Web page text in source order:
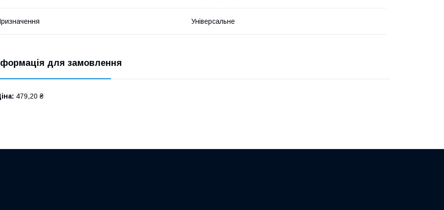
Універсальне
для замовлення
479,20 ₴